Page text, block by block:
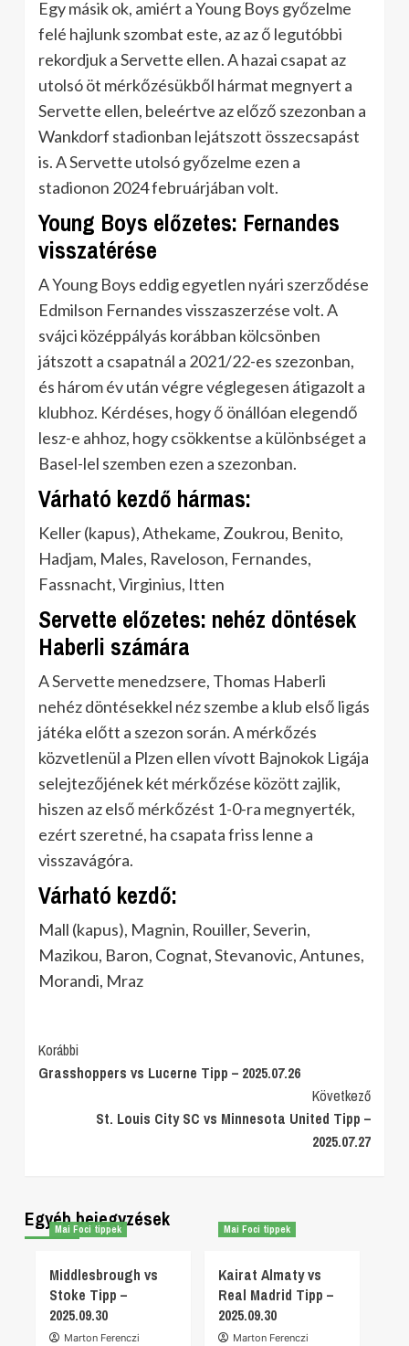
Egy másik ok, amiért a Young Boys győzelme
felé hajlunk szombat este, az az ő legutóbbi
rekordjuk a Servette ellen. A hazai csapat az
utolsó öt mérkőzésükből hármat megnyert a
Servette ellen, beleértve az előző szezonban a
Wankdorf stadionban lejátszott összecsapást
is. A Servette utolsó győzelme ezen a
stadionon 2024 februárjában volt.
Young Boys előzetes: Fernandes
visszatérése
A Young Boys eddig egyetlen nyári szerződése
Edmilson Fernandes visszaszerzése volt. A
svájci középpályás korábban kölcsönben
játszott a csapatnál a 2021/22-es szezonban,
és három év után végre véglegesen átigazolt a
klubhoz. Kérdéses, hogy ő önállóan elegendő
lesz-e ahhoz, hogy csökkentse a különbséget a
Basel-lel szemben ezen a szezonban.
Várható kezdő hármas:
Keller (kapus), Athekame, Zoukrou, Benito,
Hadjam, Males, Raveloson, Fernandes,
Fassnacht, Virginius, Itten
Servette előzetes: nehéz döntések
Haberli számára
A Servette menedzsere, Thomas Haberli
nehéz döntésekkel néz szembe a klub első ligás
játéka előtt a szezon során. A mérkőzés
közvetlenül a Plzen ellen vívott Bajnokok Ligája
selejtezőjének két mérkőzése között zajlik,
hiszen az első mérkőzést 1-0-ra megnyerték,
ezért szeretné, ha csapata friss lenne a
visszavágóra.
Várható kezdő:
Mall (kapus), Magnin, Rouiller, Severin,
Mazikou, Baron, Cognat, Stevanovic, Antunes,
Morandi, Mraz
Post
Navigation
Korábbi
Grasshoppers vs Lucerne Tipp – 2025.07.26
Következő
St. Louis City SC vs Minnesota United Tipp –
2025.07.27
Egyéb bejegyzések
Mai Foci tippek
Middlesbrough vs
Stoke Tipp –
2025.09.30
Marton Ferenczi
Mai Foci tippek
Kairat Almaty vs
Real Madrid Tipp –
2025.09.30
Marton Ferenczi